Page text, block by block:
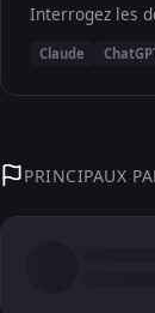
Interrogez les
Claude
PRINCIPAUX